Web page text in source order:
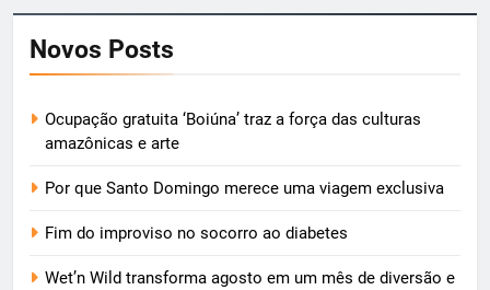
Novos Posts
Ocupação gratuita ‘Boiúna’ traz a força das culturas
amazônicas e arte
Por que Santo Domingo merece uma viagem exclusiva
Fim do improviso no socorro ao diabetes
Wet’n Wild transforma agosto em um mês de diversão e